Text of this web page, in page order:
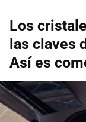
Los
las claves
Así es